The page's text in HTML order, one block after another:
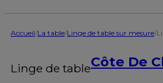
Accueil/La table/Linge de table sur mesure/
Linge de tableCôte De